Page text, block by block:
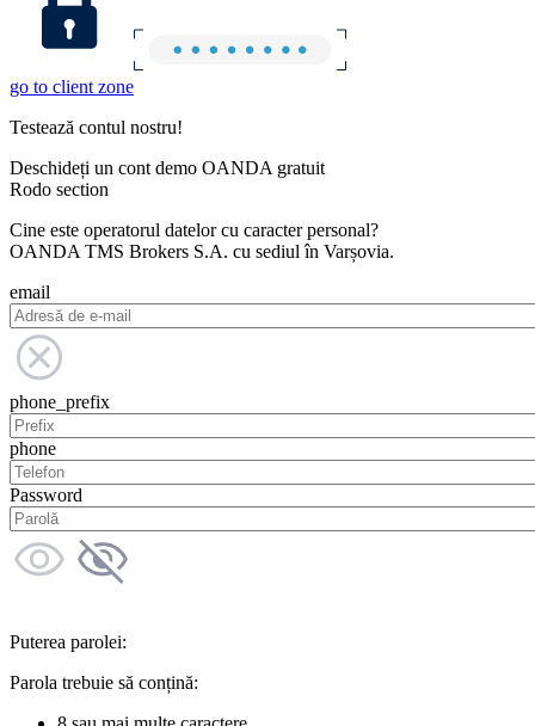
go to client zone
Testează contul nostru!
Deschideți un cont demo OANDA gratuit
Rodo section
Cine este operatorul datelor cu caracter personal?
OANDA TMS Brokers S.A. cu sediul în Varșovia.
email
phone_prefix
phone
Password
Puterea parolei:
Parola trebuie să conțină: